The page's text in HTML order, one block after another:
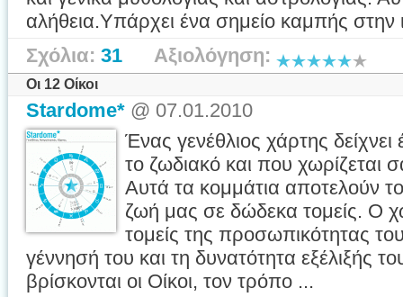
αλήθεια.Υπάρχει ένα σημείο καμπής στην
Σχόλια: 31 Αξιολόγηση:
Οι 12 Οίκοι
Stardome* @ 07.01.2010
Ένας γενέθλιος χάρτης
το ζωδιακό και που χωρίζεται
Αυτά τα κομμάτια αποτελούν
ζωή μας σε δώδεκα τομείς. Ο
τομείς της προσωπικότητας
γέννησή του και τη δυνατότητα εξέλιξής
βρίσκονται οι Οίκοι, τον τρόπο ...